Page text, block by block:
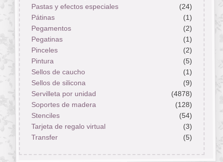
Pastas y efectos especiales
(24)
Pátinas
(1)
Pegamentos
(2)
Pegatinas
(1)
Pinceles
(2)
Pintura
(5)
Sellos de caucho
(1)
Sellos de silicona
(9)
Servilleta por unidad
(4878)
Soportes de madera
(128)
Stenciles
(54)
Tarjeta de regalo virtual
(3)
Transfer
(5)